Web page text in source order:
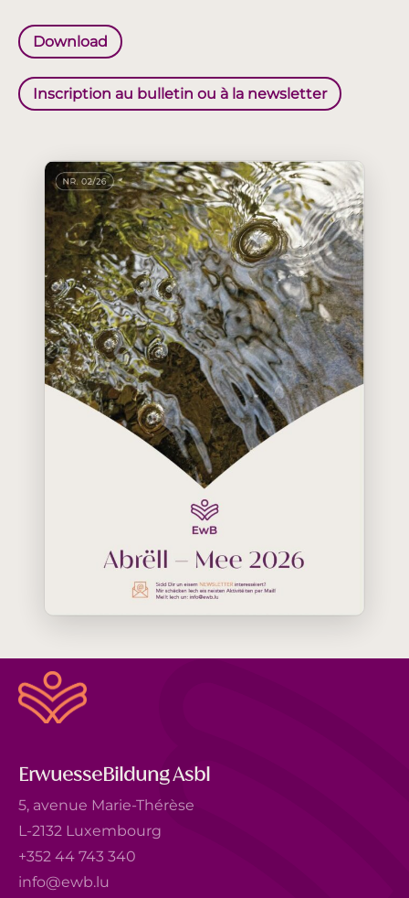
Download
Inscription au bulletin ou à la newsletter
ErwuesseBildung Asbl
5, avenue Marie-Thérèse
L-2132 Luxembourg
+352 44 743 340
info@ewb.lu